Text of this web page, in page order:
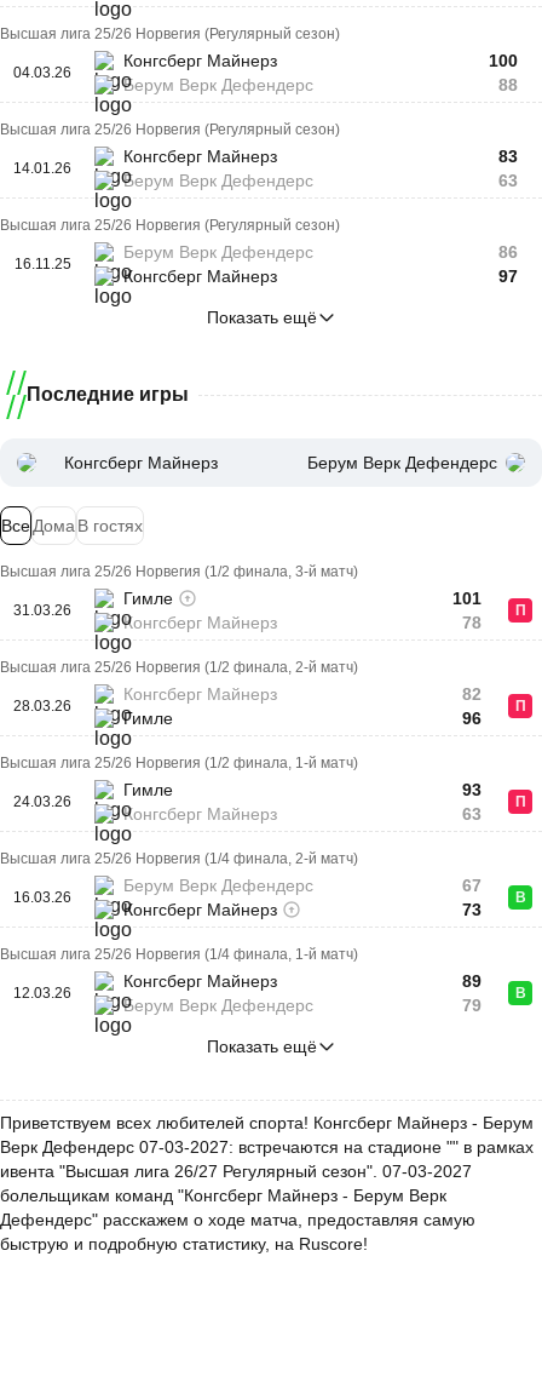
Высшая лига 25/26 Норвегия (Регулярный сезон)
04.03.26
Конгсберг Майнерз
Берум Верк Дефендерс
100
88
Высшая лига 25/26 Норвегия (Регулярный сезон)
14.01.26
Конгсберг Майнерз
Берум Верк Дефендерс
83
63
Высшая лига 25/26 Норвегия (Регулярный сезон)
16.11.25
Берум Верк Дефендерс
Конгсберг Майнерз
86
97
Показать ещё
Последние игры
Конгсберг Майнерз Берум Верк Дефендерс
ВсеДома В гостях
Высшая лига 25/26 Норвегия (1/2 финала, 3-й матч)
31.03.26
Гимле
Конгсберг Майнерз
101
78
П
Высшая лига 25/26 Норвегия (1/2 финала, 2-й матч)
28.03.26
Конгсберг Майнерз
Гимле
82
96
П
Высшая лига 25/26 Норвегия (1/2 финала, 1-й матч)
24.03.26
Гимле
Конгсберг Майнерз
93
63
П
Высшая лига 25/26 Норвегия (1/4 финала, 2-й матч)
16.03.26
Берум Верк Дефендерс
Конгсберг Майнерз
67
73
В
Высшая лига 25/26 Норвегия (1/4 финала, 1-й матч)
12.03.26
Конгсберг Майнерз
Берум Верк Дефендерс
89
79
В
Показать ещё
Приветствуем всех любителей спорта! Конгсберг Майнерз - Берум
Верк Дефендерс 07-03-2027: встречаются на стадионе "" в рамках
ивента "Высшая лига 26/27 Регулярный сезон". 07-03-2027
болельщикам команд "Конгсберг Майнерз - Берум Верк
Дефендерс" расскажем о ходе матча, предоставляя самую
быструю и подробную статистику, на Ruscore!